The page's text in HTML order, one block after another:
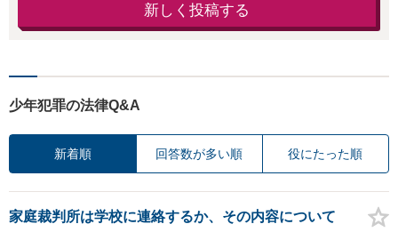
新しく投稿する
少年犯罪の法律Q&A
新着順 回答数が多い順 役にたった順
家庭裁判所は学校に連絡するか、その内容について